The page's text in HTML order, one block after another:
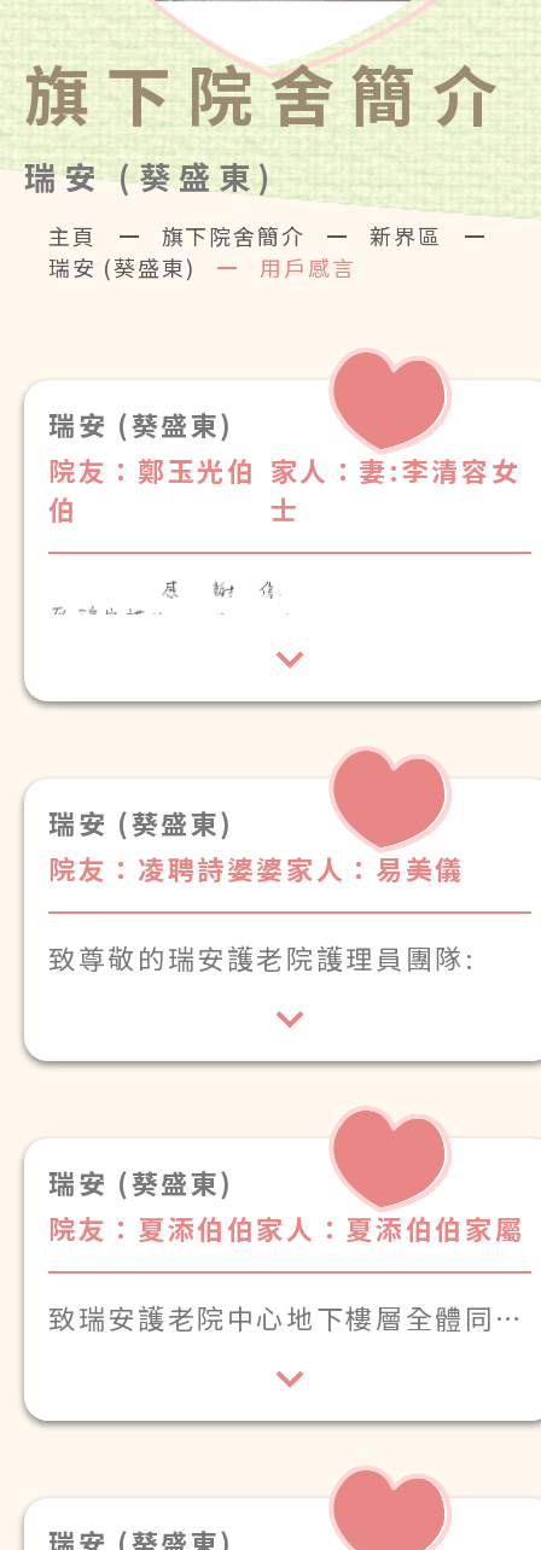
旗下院舍簡介
瑞安 (葵盛東)
主頁 旗下院舍簡介
新界區
瑞安 (葵盛東)
用戶感言
瑞安 (葵盛東)
院友：鄭玉光伯
伯
家人：妻:李清容女
士
瑞安 (葵盛東)
院友：凌聘詩婆婆家人：易美儀
致尊敬的瑞安護老院護理員團隊:
瑞安 (葵盛東)
院友：夏添伯伯家人：夏添伯伯家屬
致瑞安護老院中心地下樓層全體同
瑞安 (葵盛東)